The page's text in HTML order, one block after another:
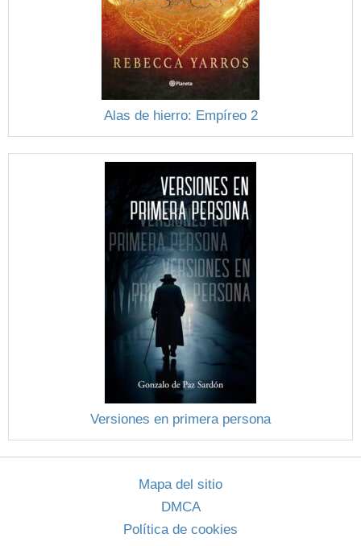
Alas de hierro: Empíreo 2
Versiones en primera persona
Mapa del sitio
DMCA
Política de cookies